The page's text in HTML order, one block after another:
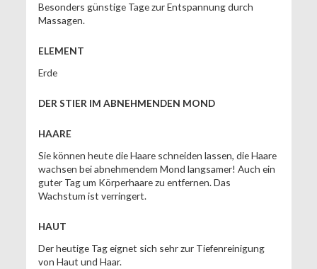
Besonders günstige Tage zur Entspannung durch
Massagen.
ELEMENT
Erde
DER STIER IM ABNEHMENDEN MOND
HAARE
Sie können heute die Haare schneiden lassen, die Haare
wachsen bei abnehmendem Mond langsamer! Auch ein
guter Tag um Körperhaare zu entfernen. Das
Wachstum ist verringert.
HAUT
Der heutige Tag eignet sich sehr zur Tiefenreinigung
von Haut und Haar.